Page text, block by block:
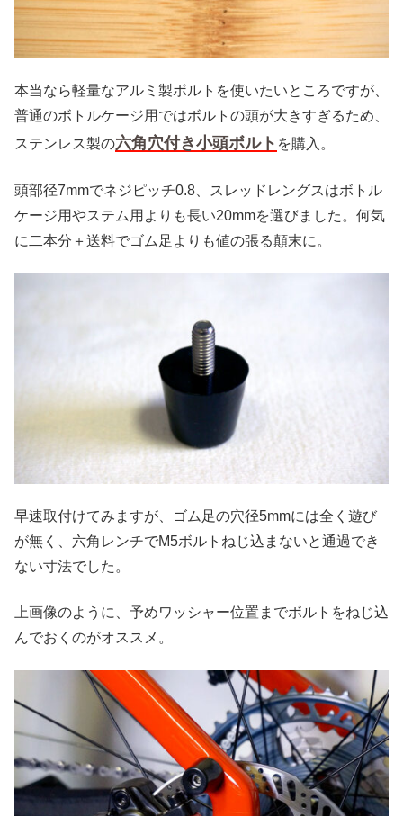
本当なら軽量なアルミ製ボルトを使いたいところですが、
普通のボトルケージ用ではボルトの頭が大きすぎるため、
ステンレス製の六角穴付き小頭ボルト を購入。
頭部径7mmでネジピッチ0.8、スレッドレングスはボトル
ケージ用やステム用よりも長い20mmを選びました。何気
に二本分＋送料でゴム足よりも値の張る顛末に。
早速取付けてみますが、ゴム足の穴径5mmには全く遊び
が無く、六角レンチでM5ボルトねじ込まないと通過でき
ない寸法でした。
上画像のように、予めワッシャー位置までボルトをねじ込
んでおくのがオススメ。